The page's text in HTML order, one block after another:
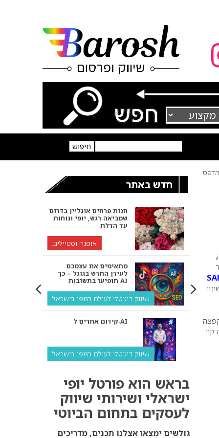
הדפס
חדש באתר
חנות פרחים אונליין בדרום
שמביאה רגש, יופי ונוחות
עד הדלת
אופנה וסטיילינג
מתאימים את עצמכם
לעידן החדש בגוגל – כך
תופיעו בתשובות AI
שיווק דיגיטלי לעולם היופי בישראל
קידום אתרים ל‑AI
שיווק דיגיטלי לעולם היופי בישראל
ולמה העסק שלך צריך
שיווק דיגיטלי לעסקים
קידום ל‑AI לעומת קידום
בראש הוא פורטל יופי
ישראלי ושירותי שיווק
לעסקים בתחום הביוטי
גולשים ימצאו אצלנו תכנים, מדריכים